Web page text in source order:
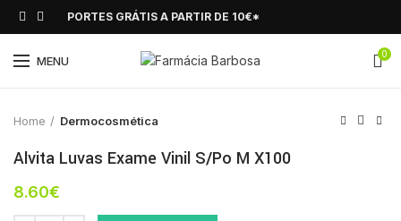
PORTES GRÁTIS A PARTIR DE 10€*
MENU 0
Click to enlarge
Home Dermocosmética
Alvita Luvas Exame Vinil S/Po M X100
8.60€